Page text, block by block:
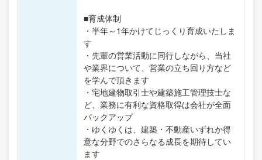
■育成体制
・半年～1年かけてじっくり育成いたしま
す
・先輩の営業活動に同行しながら、当社
や業界について、営業の立ち回り方など
を学んで頂きます
・宅地建物取引士や建築施工管理技士な
ど、業務に有利な資格取得は会社が全面
バックアップ
・ゆくゆくは、建築・不動産いずれか得
意な分野でのさらなる成長を期待してい
ます